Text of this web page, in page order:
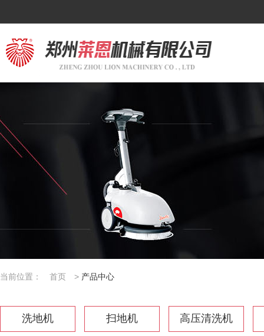
当前位置： 首页 > 产品中心
洗地机 扫地机 高压清洗机